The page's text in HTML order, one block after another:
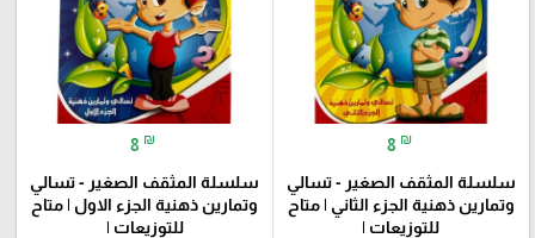
8 ₪
سلسلة المثقف الصغير - تسالي
وتمارين ذهنية الجزء الثاني | متاح
للتوزيعات |
8 ₪
سلسلة المثقف الصغير - تسالي
وتمارين ذهنية الجزء الاول | متاح
للتوزيعات |